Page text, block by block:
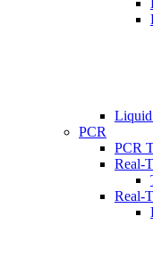
Liquid
PCR
PCR
Real-
Real-